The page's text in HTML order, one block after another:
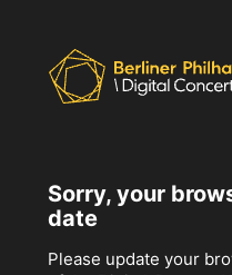
Sorry, your
date
Please update your